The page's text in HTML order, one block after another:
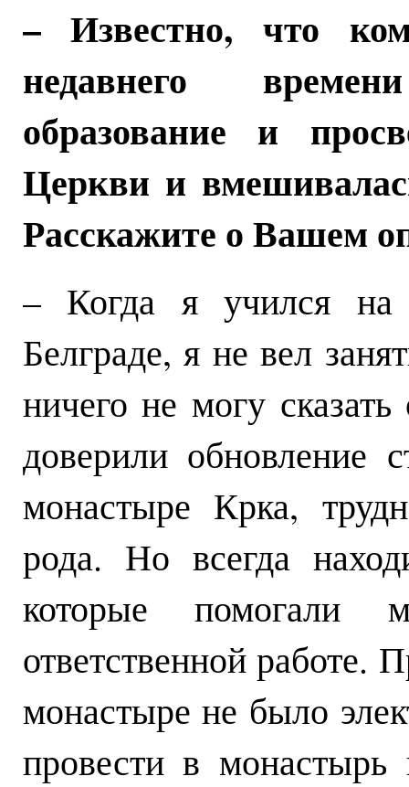
– Известно, что
недавнего
образование и
Церкви и
Расскажите о Вашем
– Когда я учился на
Белграде, я не вел
ничего не могу
доверили обновление
монастыре Крка,
рода. Но всегда
которые
ответственной работе.
монастыре не было
провести в монастырь